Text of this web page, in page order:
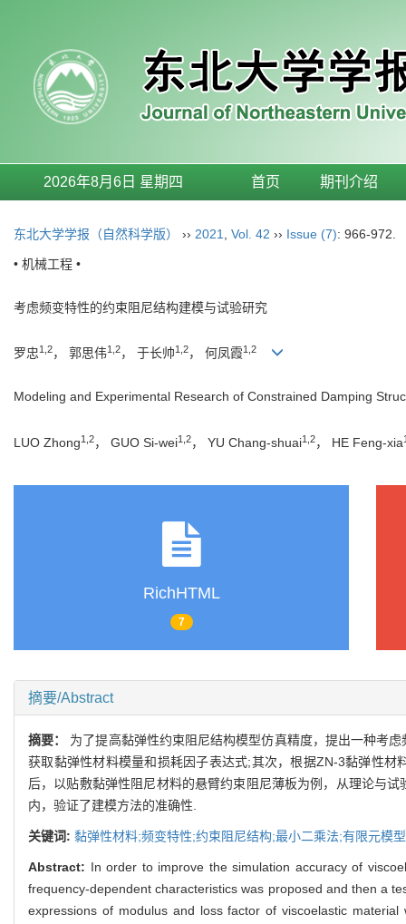
2026年8月6日 星期四 首页 期刊介绍
东北大学学报（自然科学版） ›› 2021 Vol. 42 ›› Issue (7): 966-972.
• 机械工程 •
考虑频变特性的约束阻尼结构建模与试验研究
罗忠1,2， 郭思伟1,2， 于长帅1,2， 何凤霞1,2
Modeling and Experimental Research of Constrained Damping
LUO Zhong1,2， GUO Si-wei1,2， YU Chang-shuai1,2， HE Feng-xia
RichHTML
7
摘要/Abstract
摘要： 为了提高黏弹性约束阻尼结构模型仿真精度，提出一种考
获取黏弹性材料模量和损耗因子表达式;其次，根据ZN-3黏弹性
后，以贴敷黏弹性阻尼材料的悬臂约束阻尼薄板为例，从理论与
内，验证了建模方法的准确性.
关键词: 黏弹性材料;频变特性;约束阻尼结构;最小二乘法;有限元模型
Abstract: In order to improve the simulation accuracy of
frequency-dependent characteristics was proposed and then a
expressions of modulus and loss factor of viscoelastic